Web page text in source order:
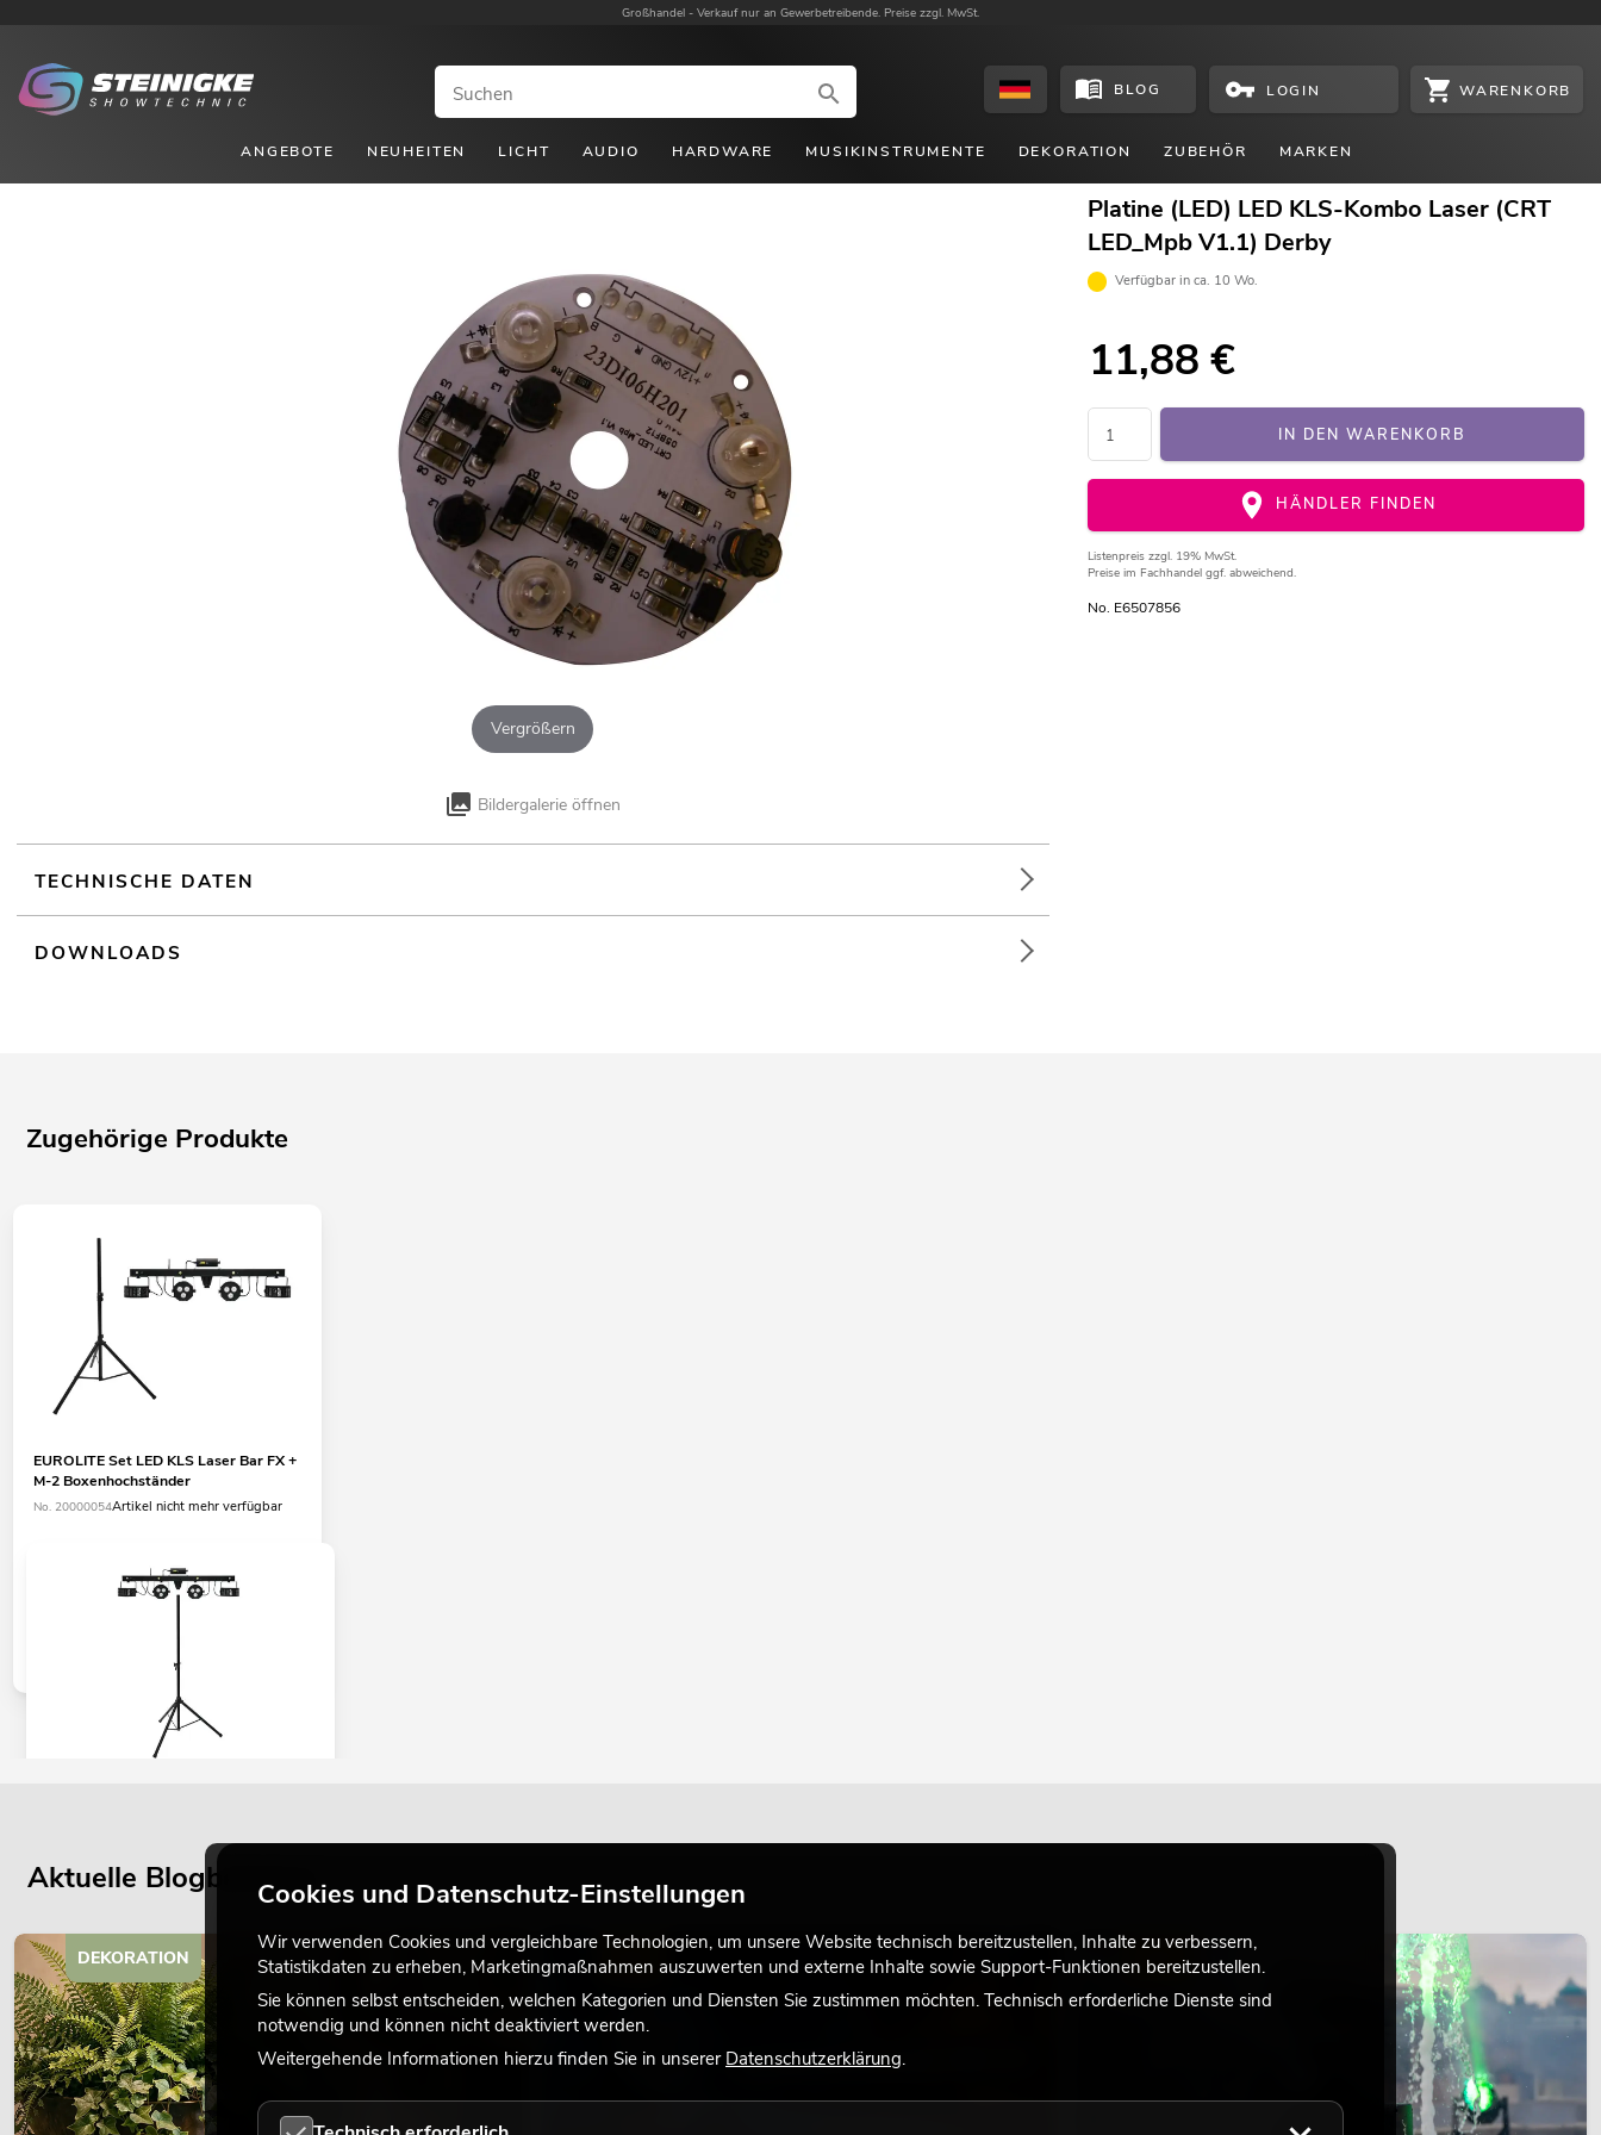
Großhandel - Verkauf nur an Gewerbetreibende. Preise zzgl. MwSt.
BLOG LOGIN WARENKORB
ANGEBOTE NEUHEITEN LICHT AUDIO HARDWARE MUSIKINSTRUMENTE DEKORATION ZUBEHÖR MARKEN
Vergrößern
Bildergalerie öffnen
Platine (LED) LED KLS-Kombo Laser (CRT
LED_Mpb V1.1) Derby
Verfügbar in ca. 10 Wo.
11,88 €
IN DEN WARENKORB
HÄNDLER FINDEN
Listenpreis zzgl. 19% MwSt.
Preise im Fachhandel ggf. abweichend.
No. E6507856
TECHNISCHE DATEN
DOWNLOADS
Zugehörige Produkte
EUROLITE Set LED KLS Laser Bar FX +
M-2 Boxenhochständer
No. 20000054Artikel nicht mehr verfügbar
Bestand reicht ca. 12 Wo.
399,00€
Aktuelle Blogbeiträge
DEKORATION LICHT LICHT
Cookies und Datenschutz-Einstellungen
Wir verwenden Cookies und vergleichbare Technologien, um unsere Website technisch bereitzustellen, Inhalte zu verbessern,
Statistikdaten zu erheben, Marketingmaßnahmen auszuwerten und externe Inhalte sowie Support-Funktionen bereitzustellen.
Sie können selbst entscheiden, welchen Kategorien und Diensten Sie zustimmen möchten. Technisch erforderliche Dienste sind
notwendig und können nicht deaktiviert werden.
Weitergehende Informationen hierzu finden Sie in unserer Datenschutzerklärung.